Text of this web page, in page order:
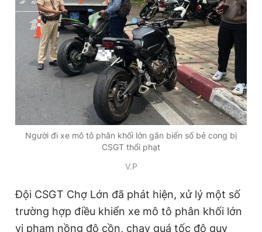
Giấy phép xuất bản số 110/GP - BTTTT cấp ngày 24.3.2020
© 2003-2026 Bản quyền thuộc về Báo Thanh Niên. Cấm sao
chép dưới mọi hình thức nếu không có sự chấp thuận bằng văn
bản. Phát triển bởi ePi Technologies, JSC.
Người đi xe mô tô phân khối lớn gắn biển số bẻ cong bị
CSGT thổi phạt
V.P
Đội CSGT Chợ Lớn đã phát hiện, xử lý một số
trường hợp điều khiển xe mô tô phân khối lớn
vi phạm nồng độ cồn, chạy quá tốc độ quy